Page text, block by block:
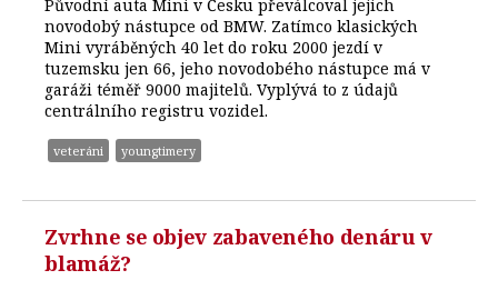
Původní auta Mini v Česku převálcoval jejich
novodobý nástupce od BMW. Zatímco klasických
Mini vyráběných 40 let do roku 2000 jezdí v
tuzemsku jen 66, jeho novodobého nástupce má v
garáži téměř 9000 majitelů. Vyplývá to z údajů
centrálního registru vozidel.
veteráni youngtimery
Zvrhne se objev zabaveného denáru v
blamáž?